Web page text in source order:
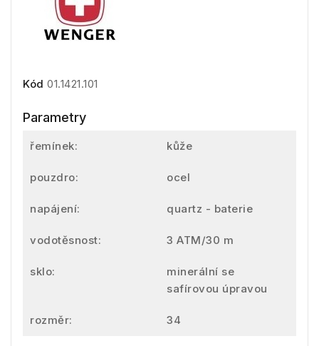
Kód 01.1421.101
Parametry
řemínek: kůže
pouzdro: ocel
napájení: quartz - baterie
vodotěsnost: 3 ATM/30 m
sklo:
minerální se
safírovou úpravou
rozměr: 34